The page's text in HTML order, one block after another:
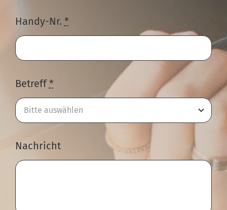
Handy-Nr. *
Betreff*
Nachricht